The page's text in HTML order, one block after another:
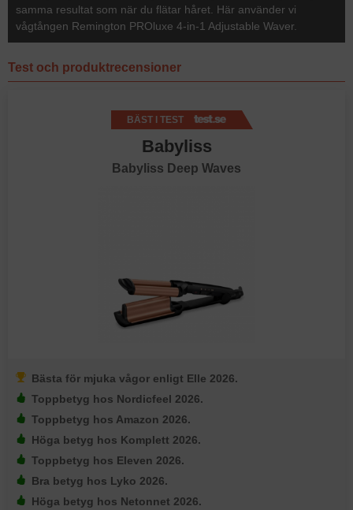
samma resultat som när du flätar håret. Här använder vi
vågtången Remington PROluxe 4-in-1 Adjustable Waver.
Test och produktrecensioner
BÄST I TEST
Babyliss
Babyliss Deep Waves
Bästa för mjuka vågor enligt Elle 2026.
Toppbetyg hos Nordicfeel 2026.
Toppbetyg hos Amazon 2026.
Höga betyg hos Komplett 2026.
Toppbetyg hos Eleven 2026.
Bra betyg hos Lyko 2026.
Höga betyg hos Netonnet 2026.